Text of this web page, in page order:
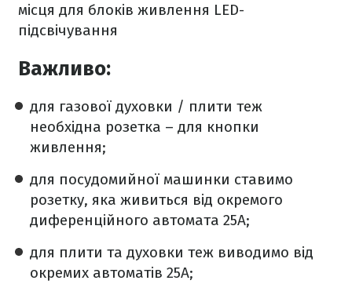
місця для блоків живлення LED-
підсвічування
Важливо:
для газової духовки / плити теж
необхідна розетка – для кнопки
живлення;
для посудомийної машинки ставимо
розетку, яка живиться від окремого
диференційного автомата 25А;
для плити та духовки теж виводимо від
окремих автоматів 25А;